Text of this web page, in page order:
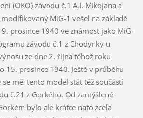
(OKO) závodu č.1 A.I. Mikojana a
MiG-1 vešel na základě
9. prosince 1940 ve známost jako MiG-
závodu č.1 z Chodynky u
ze dne 2. října téhož roku
15. prosince 1940. Ještě v průběhu
měl tento model stát též součástí
č.21 z Gorkého. Od zamýšlené
bylo ale krátce nato zcela